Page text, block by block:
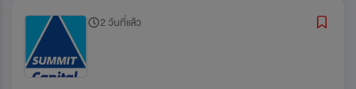
2 วันที่แล้ว